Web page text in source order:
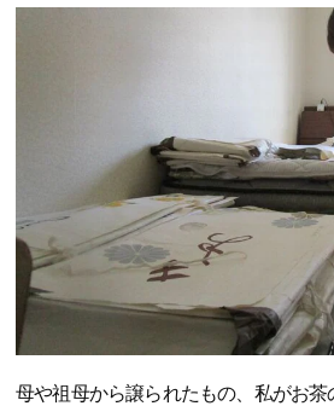
母や祖母から譲られたもの、私がお